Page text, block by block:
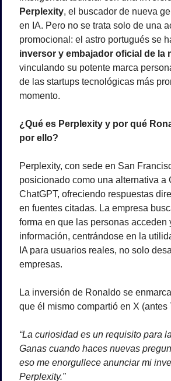
Perplexity, el buscador de nueva
en IA. Pero no se trata solo de una
inversor y embajador oficial de la
vinculando su potente marca
de las startups tecnológicas más
momento.
¿Qué es Perplexity y por qué
por ello?
Perplexity, con sede en San
posicionado como una alternativa a
ChatGPT, ofreciendo respuestas
en fuentes citadas. La empresa
forma en que las personas acceden
información, centrándose en la
IA para usuarios reales, no solo
empresas.
La inversión de Ronaldo se
que él mismo compartió en X (antes
“La curiosidad es un requisito para
Ganas cuando haces nuevas
eso me enorgullece anunciar mi
Perplexity.”